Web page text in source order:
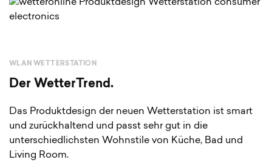
WLAN WETTERSTATION
Der WetterTrend.
Das Produktdesign der neuen Wetterstation ist smart
und zurückhaltend und passt sehr gut in die
unterschiedlichsten Wohnstile von Küche, Bad und
Living Room.